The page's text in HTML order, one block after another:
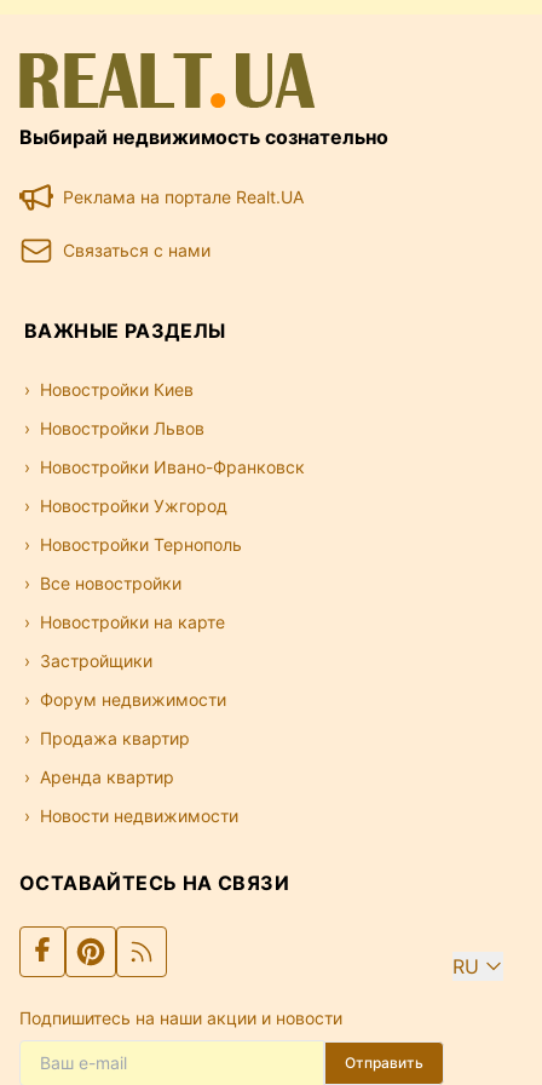
Выбирай недвижимость сознательно
Реклама на портале Realt.UA
Связаться с нами
ВАЖНЫЕ РАЗДЕЛЫ
Новостройки Киев
Новостройки Львов
Новостройки Ивано-Франковск
Новостройки Ужгород
Новостройки Тернополь
Все новостройки
Новостройки на карте
Застройщики
Форум недвижимости
Продажа квартир
Аренда квартир
Новости недвижимости
ОСТАВАЙТЕСЬ НА СВЯЗИ
RU
Подпишитесь на наши акции и новости
Отправить